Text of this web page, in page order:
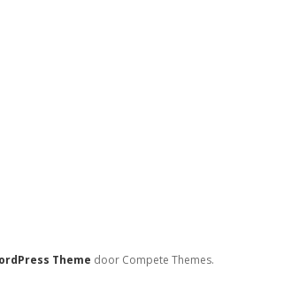
Theme door Compete Themes.